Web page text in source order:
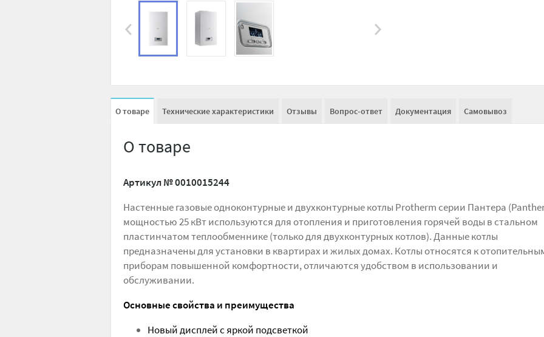
О товаре Технические характеристики Отзывы Вопрос-ответ Документация Самовывоз
О товаре
Артикул №0010015244
Настенные газовые одноконтурные и двухконтурные котлы Protherm серии Пантера
мощностью 25 кВт используются для отопления и приготовления горячей воды в стальном
пластинчатом теплообменнике (только для двухконтурных котлов). Данные котлы
предназначены для установки в квартирах и жилых домах. Котлы относятся к
приборам повышенной комфортности, отличаются удобством в использовании и
обслуживании.
Основные свойства и преимущества
Новый дисплей с яркой подсветкой